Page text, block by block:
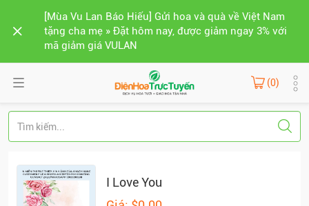
[Mùa Vu Lan Báo Hiếu] Gửi hoa và quà về Việt Nam
tặng cha mẹ » Đặt hôm nay, được giảm ngay 3% với
mã giảm giá VULAN
(0)
I Love You